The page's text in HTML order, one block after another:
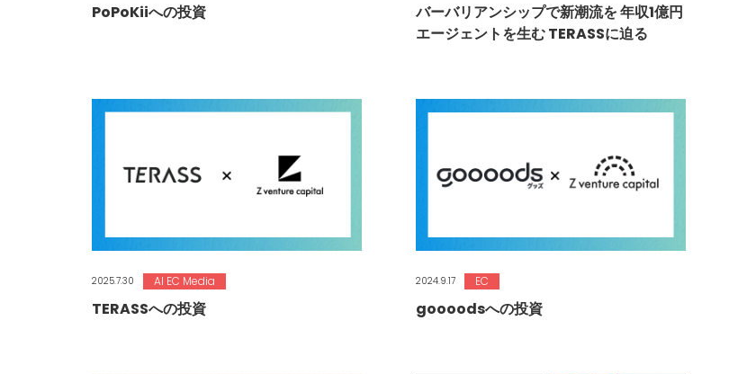
PoPoKiiへの投資
バーバリアンシップで新潮流を 年収1億円
エージェントを生む TERASSに迫る
2025.7.30 AI EC Media
TERASSへの投資
2024.9.17 EC
goooodsへの投資